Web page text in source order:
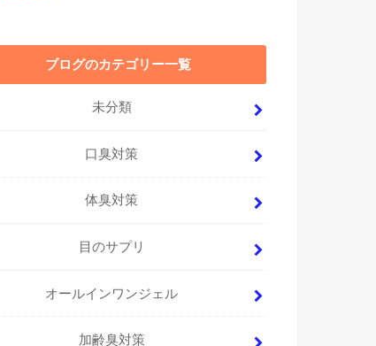
ブログのカテゴリー一覧
未分類
口臭対策
体臭対策
目のサプリ
オールインワンジェル
加齢臭対策